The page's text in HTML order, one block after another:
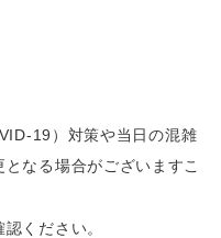
19）対策や当日の混雑
なる場合がございますこ
ください。